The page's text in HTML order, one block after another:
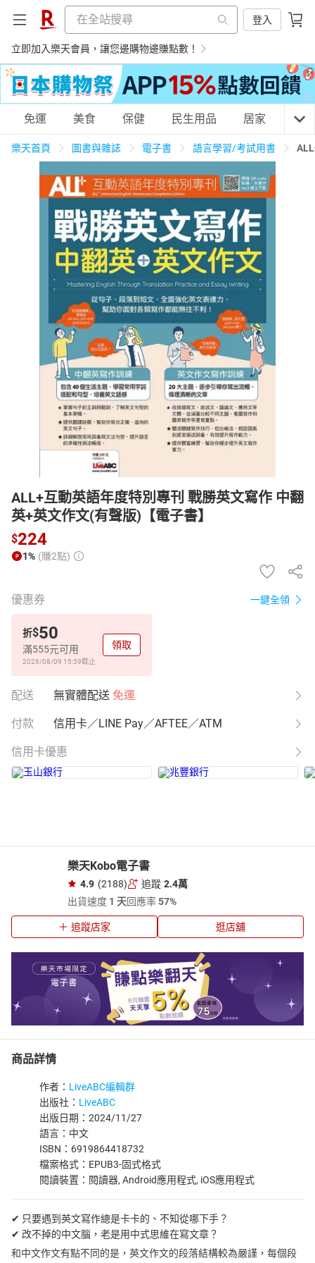
登入
立即加入樂天會員，讓您邊購物邊賺點數！
購物網分類
天天免運 美食蛋糕 養生保健 民生用品
居家生活 3C家電 運動休閒 親子玩具
男裝 化妝保養
日本購物 電子/紙本書
HOT
免運 美食 保健 民生用品 居家 3C
樂天首頁 圖書與雜誌 電子書 語言學習/考試用書
ALL+互動英語年度特別專刊 戰勝英文寫作 中翻
英+英文作文(有聲版)【電子書】
$224
1% (賺2點)
優惠券 一鍵全領
折$50
滿555元可用
2026/08/09 15:59截止
領取
配送 無實體配送 免運
付款 信用卡／LINE Pay／AFTEE／ATM
信用卡優惠
樂天Kobo電子書
4.9 (2188) 追蹤 2.4萬
出貨速度 1 天回應率57%
追蹤店家 逛店舖
商品詳情
作者： LiveABC編輯群
出版社： LiveABC
出版日期：2024/11/27
語言：中文
ISBN：6919864418732
檔案格式：EPUB3-固式格式
閱讀裝置：閱讀器, Android應用程式, iOS應用程式
✔ 只要遇到英文寫作總是卡卡的、不知從哪下手？
✔ 改不掉的中文腦，老是用中式思維在寫文章？
和中文作文有點不同的是，英文作文的段落結構較為嚴謹，每個段